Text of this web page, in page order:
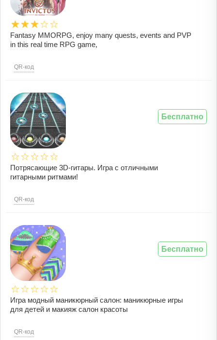
Fantasy MMORPG, enjoy many quests, events and PVP
in this real time RPG game,
QR-код
Потрясающие 3D-гитары. Игра с отличными
гитарными ритмами!
QR-код
Бесплатно
Игра модный маникюрный салон: маникюрные игры
для детей и макияж салон красоты
QR-код
Бесплатно